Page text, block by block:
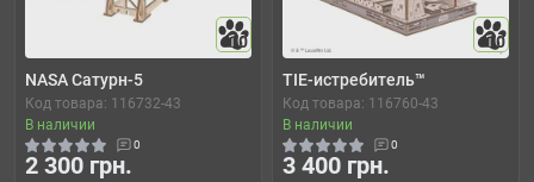
10
NASA Сатурн-5
Код товара: 116732-43
В наличии
0
2 300 грн.
10
TIE-истребитель™
Код товара: 116760-43
В наличии
0
3 400 грн.